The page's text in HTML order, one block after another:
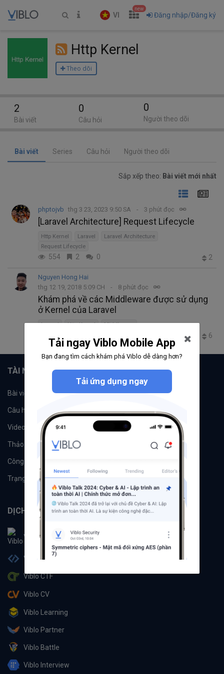
VI
new
Đăng nhập/Đăng ký
Http Kernel
Theo dõi
Bài viết Series Câu hỏi Người theo dõi
Sắp xếp theo: Bài viết mới nhất
phptojvb thg 3 23, 2023 9:50 SA 3 phút đọc
[Laravel Architecture] Request Lifecycle
Http Kernel Laravel
Laravel Architecture
Request Lifecycle
554 2 0 2
Nguyen Hong Hai
thg 12 19, 2018 5:09 CH
8 phút đọc
Khám phá về các Middleware được sử dụng
ở Kernel của Laravel
Laravel Http Kernel Middleware
6
2
Bài viết
0
Câu hỏi
0
Người theo dõi
TÀI NGUYÊN
Bài viết Tổ chức
Câu hỏi Tags
Videos Tác giả
Thảo luận Đề xuất hệ thống
Công cụ
Trạng thái hệ thống
DỊCH VỤ
Viblo
Viblo Code
Viblo CTF
Viblo CV
Viblo Learning
Viblo Partner
Viblo Battle
Viblo Interview
Tải ngay Viblo Mobile App
Bạn đang tìm cách khám phá Viblo dễ dàng hơn?
Tải ứng dụng ngay